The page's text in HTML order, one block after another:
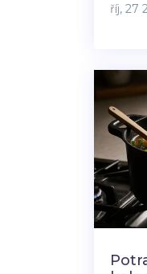
říj, 27